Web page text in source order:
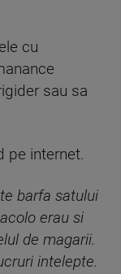
cu
sau sa
pe internet.
barfa satului
erau si
de magarii.
intelepte.